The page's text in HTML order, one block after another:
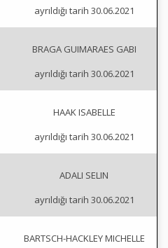
ayrıldığı tarih 30.06.2021
BRAGA GUIMARAES GABI
ayrıldığı tarih 30.06.2021
HAAK ISABELLE
ayrıldığı tarih 30.06.2021
ADALI SELIN
ayrıldığı tarih 30.06.2021
BARTSCH-HACKLEY MICHELLE